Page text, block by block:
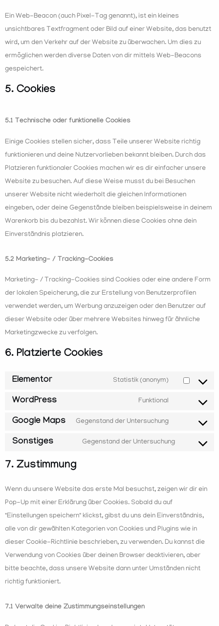
Ein Web-Beacon (auch Pixel-Tag genannt), ist ein kleines
unsichtbares Textfragment oder Bild auf einer Website, das benutzt
wird, um den Verkehr auf der Website zu überwachen. Um dies zu
ermöglichen werden diverse Daten von dir mittels Web-Beacons
gespeichert.
5. Cookies
5.1 Technische oder funktionelle Cookies
Einige Cookies stellen sicher, dass Teile unserer Website richtig
funktionieren und deine Nutzervorlieben bekannt bleiben. Durch das
Platzieren funktionaler Cookies machen wir es dir einfacher unsere
Website zu besuchen. Auf diese Weise musst du bei Besuchen
unserer Website nicht wiederholt die gleichen Informationen
eingeben, oder deine Gegenstände bleiben beispielsweise in deinem
Warenkorb bis du bezahlst. Wir können diese Cookies ohne dein
Einverständnis platzieren.
5.2 Marketing- / Tracking-Cookies
Marketing- / Tracking-Cookies sind Cookies oder eine andere Form
der lokalen Speicherung, die zur Erstellung von Benutzerprofilen
verwendet werden, um Werbung anzuzeigen oder den Benutzer auf
dieser Website oder über mehrere Websites hinweg für ähnliche
Marketingzwecke zu verfolgen.
6. Platzierte Cookies
Elementor Statistik (anonym)
WordPress Funktional
Google Maps Gegenstand der Untersuchung
Sonstiges Gegenstand der Untersuchung
7. Zustimmung
Wenn du unsere Website das erste Mal besuchst, zeigen wir dir ein
Pop-Up mit einer Erklärung über Cookies. Sobald du auf
"Einstellungen speichern" klickst, gibst du uns dein Einverständnis,
alle von dir gewählten Kategorien von Cookies und Plugins wie in
dieser Cookie-Richtlinie beschrieben, zu verwenden. Du kannst die
Verwendung von Cookies über deinen Browser deaktivieren, aber
bitte beachte, dass unsere Website dann unter Umständen nicht
richtig funktioniert.
7.1 Verwalte deine Zustimmungseinstellungen